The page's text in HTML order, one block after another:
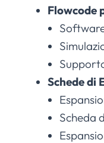
Flowcode
Schede di
Scheda